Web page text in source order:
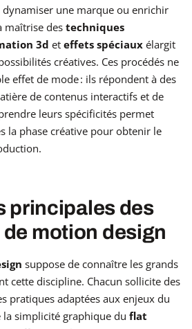
une marque ou enrichir
maîtrise des techniques
3d et effets spéciaux élargit
créatives. Ces procédés ne
effet de mode : ils répondent à des
de contenus interactifs et de
leurs spécificités permet
la phase créative pour obtenir le
principales des
motion design
suppose de connaître les grands
cette discipline. Chacun sollicite des
pratiques adaptées aux enjeux du
la simplicité graphique du flat